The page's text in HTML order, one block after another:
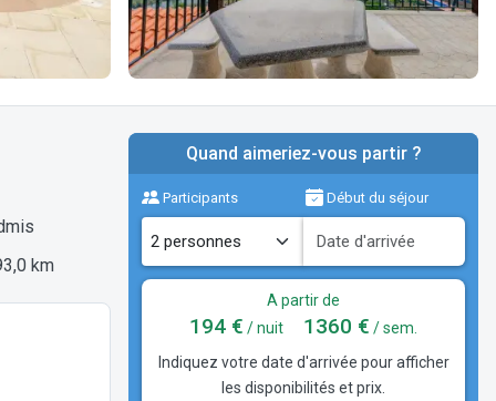
km
Quand aimeriez-vous partir ?
Participants Début du séjour
A partir de
194 € / nuit 1360 € / sem.
Indiquez votre date d'arrivée pour afficher
les disponibilités et prix.